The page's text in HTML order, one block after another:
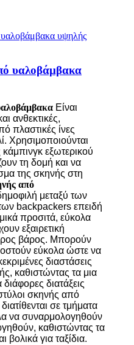
υαλοβάμβακα
Είναι
ανθεκτικές,
πλαστικές ίνες
Χρησιμοποιούνται
εξωτερικού
τη δομή και να
της σκηνής στη
από
μεταξύ των
backpackers επειδή
προσιτά, εύκολα
εξαιρετική
βάρος. Μπορούν
εύκολα ώστε να
διαστάσεις
καθιστώντας τα μια
διάφορες διατάξεις
σκηνής από
σε τμήματα
να συναρμολογηθούν
καθιστώντας τα
βολικά για ταξίδια.